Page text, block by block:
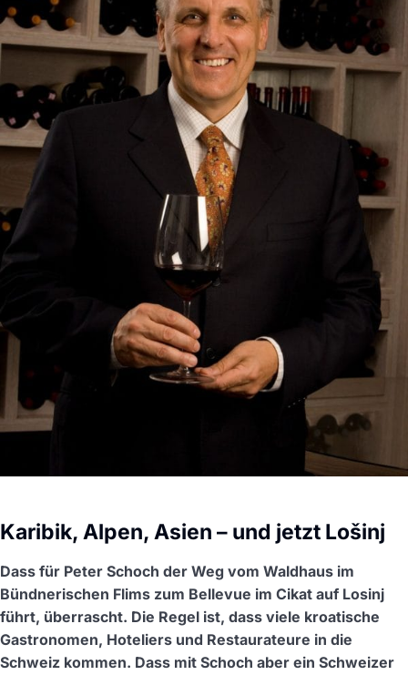
Karibik, Alpen, Asien – und jetzt Lošinj
Dass für Peter Schoch der Weg vom Waldhaus im
Bündnerischen Flims zum Bellevue im Cikat auf Losinj
führt, überrascht. Die Regel ist, dass viele kroatische
Gastronomen, Hoteliers und Restaurateure in die
Schweiz kommen. Dass mit Schoch aber ein Schweizer